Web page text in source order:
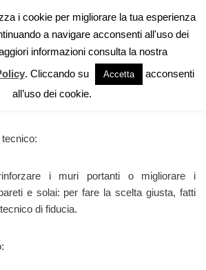
prima
i muri portanti o migliorare i
e solai: per fare la scelta giusta, fatti
di fiducia.
i cookie per migliorare la tua esperienza
a navigare acconsenti all'uso dei
informazioni consulta la nostra
. Cliccando su Accetta
acconsenti
all’uso dei cookie.